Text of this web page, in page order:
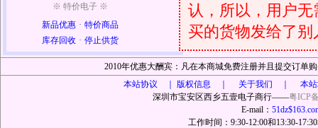
※ 特价电子 ※
新品优惠 · 特价商品
库存回收 · 停止供货
认，所以，用户
买的货物发给了别
2010年优惠大酬宾：凡在本商城免费注册并且提交订单
本站协议 ｜
版权信息 ｜ 关于我们 ｜ 本
深圳市宝安区西乡五壹电子商行——粤ICP
E-mail：
工作时间：9:30-12:00和13:30-